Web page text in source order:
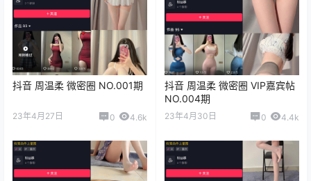
抖音 周温柔 微密圈 NO.001期
23年4月27日 0 4.6k
抖音 周温柔 微密圈 VIP嘉宾帖
NO.004期
23年4月30日 0 4.4k